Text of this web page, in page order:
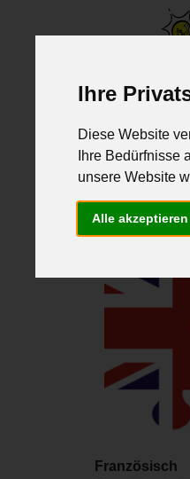
Ihre
Diese Website
Ihre Bedürfnisse
unsere Website
Alle akzeptieren
Englische
Italienische
Französisch